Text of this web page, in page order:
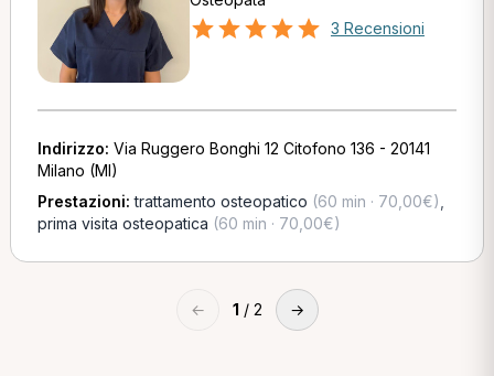
3 Recensioni
Indirizzo: Via Ruggero Bonghi 12 Citofono 136 - 20141
Milano (MI)
Prestazioni:trattamento osteopatico (60 min · 70,00€)
prima visita osteopatica (60 min · 70,00€)
← 1 / 2 →